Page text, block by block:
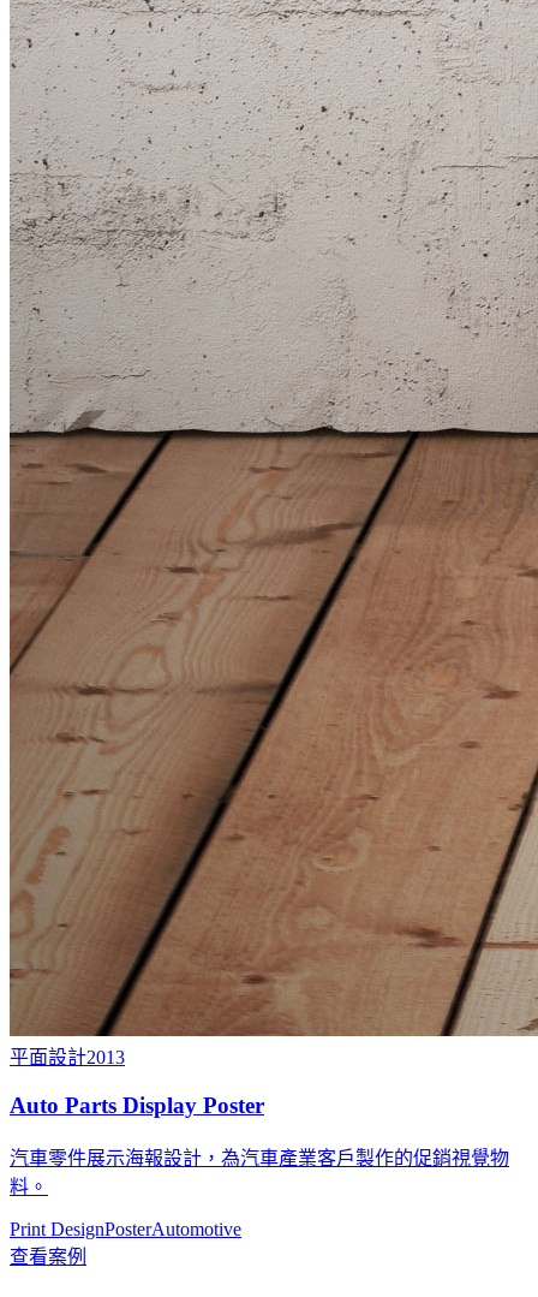
平面設計2013
Auto Parts Display Poster
汽車零件展示海報設計，為汽車產業客戶製作的促銷視覺物
料。
Print DesignPosterAutomotive
查看案例